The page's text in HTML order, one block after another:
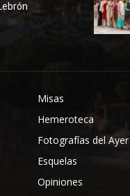
Misas
Hemeroteca
Fotografías del Ayer
Esquelas
Opiniones